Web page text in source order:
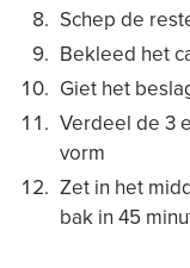
Schep de
Bekleed het
Giet het
Verdeel de 3
vorm
Zet in het
bak in 45